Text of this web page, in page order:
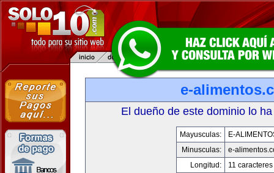
e-
El dueño de este dominio lo
Mayusculas:
E-
Minusculas:
e-
Longitud:
11 caracteres